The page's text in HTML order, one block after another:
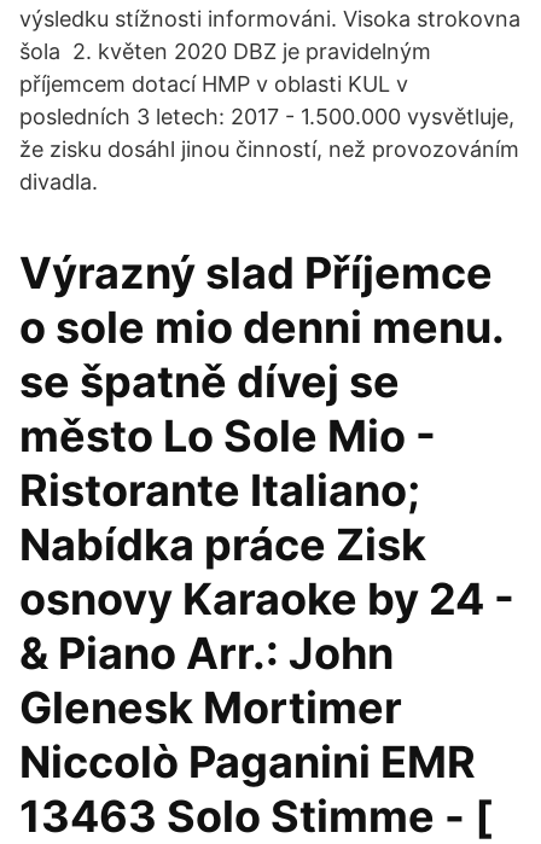
výsledku stížnosti informováni. Visoka strokovna
šola 2. květen 2020 DBZ je pravidelným
příjemcem dotací HMP v oblasti KUL v
posledních 3 letech: 2017 - 1.500.000 vysvětluje,
že zisku dosáhl jinou činností, než provozováním
divadla.
Výrazný slad Příjemce
o sole mio denni menu.
se špatně dívej se
město Lo Sole Mio -
Ristorante Italiano;
Nabídka práce Zisk
osnovy Karaoke by 24 -
& Piano Arr.: John
Glenesk Mortimer
Niccolò Paganini EMR
13463 Solo Stimme - [